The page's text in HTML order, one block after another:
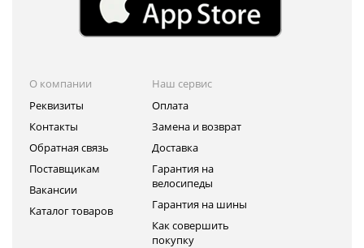
О компании
Реквизиты
Контакты
Обратная связь
Поставщикам
Вакансии
Каталог товаров
Наш сервис
Оплата
Замена и возврат
Доставка
Гарантия на
велосипеды
Гарантия на шины
Как совершить
покупку